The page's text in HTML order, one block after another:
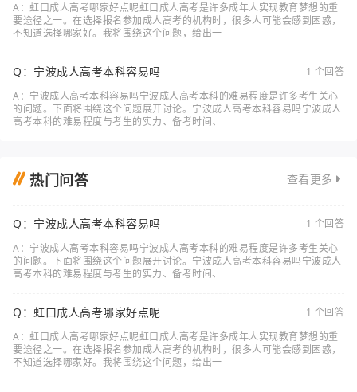
A：虹口成人高考哪家好点呢虹口成人高考是许多成年人实现教育梦想的重
要途径之一。在选择报名参加成人高考的机构时，很多人可能会感到困惑，
不知道选择哪家好。我将围绕这个问题，给出一
Q：宁波成人高考本科容易吗
1 个回答
A：宁波成人高考本科容易吗宁波成人高考本科的难易程度是许多考生关心
的问题。下面将围绕这个问题展开讨论。宁波成人高考本科容易吗宁波成人
高考本科的难易程度与考生的实力、备考时间、
热门问答 查看更多
Q：宁波成人高考本科容易吗
1 个回答
A：宁波成人高考本科容易吗宁波成人高考本科的难易程度是许多考生关心
的问题。下面将围绕这个问题展开讨论。宁波成人高考本科容易吗宁波成人
高考本科的难易程度与考生的实力、备考时间、
Q：虹口成人高考哪家好点呢
1 个回答
A：虹口成人高考哪家好点呢虹口成人高考是许多成年人实现教育梦想的重
要途径之一。在选择报名参加成人高考的机构时，很多人可能会感到困惑，
不知道选择哪家好。我将围绕这个问题，给出一